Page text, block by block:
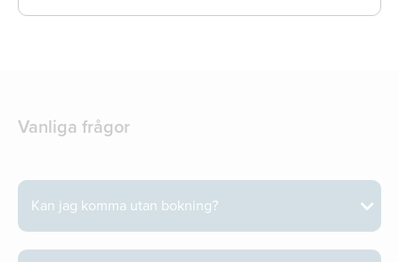
Vanliga frågor
Kan jag komma utan bokning?